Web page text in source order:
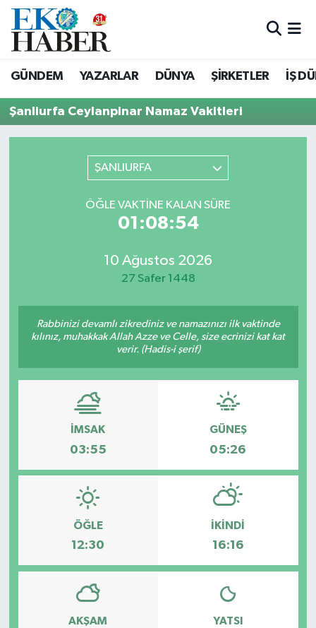
GÜNDEM YAZARLAR DÜNYA ŞİRKETLER İŞ
Şanliurfa Ceylanpinar Namaz Vakitleri
ŞANLIURFA
ÖĞLE VAKTINE KALAN SÜRE
01:08:54
10 Ağustos 2026
27 Safer 1448
Rabbinizi devamlı zikrediniz ve namazınızı ilk vaktinde
kılınız, muhakkak Allah Azze ve Celle, size ecrinizi kat kat
verir. (Hadis-i şerif)
İMSAK
03:55
GÜNEŞ
05:26
ÖĞLE
12:30
İKINDI
16:16
AKŞAM YATSI
Hava Durumu
Süper Lig Puan Durumu ve Fikstür
Tüm Manşetler
Son Dakika Haberleri